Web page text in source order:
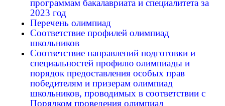
программам бакалавриата и специалитета за
2023 год
Перечень олимпиад
Cоответствие профилей олимпиад
школьников
Соответствие направлений подготовки и
специальностей профилю олимпиады и
порядок предоставления особых прав
победителям и призерам олимпиад
школьников, проводимых в соответствии с
Порядком проведения олимпиад